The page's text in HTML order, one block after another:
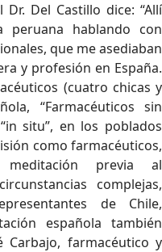
Del Castillo dice: “Allí
peruana hablando con
que me asediaban
y profesión en España.
(cuatro chicas y
“Farmacéuticos sin
situ”, en los poblados
como farmacéuticos,
previa al
complejas,
de Chile,
española también
Carbajo, farmacéutico y